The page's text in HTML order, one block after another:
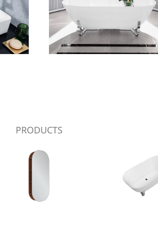
PRODUCTS